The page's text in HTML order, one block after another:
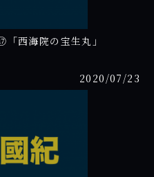
西海院の宝生丸」
2020/07/23